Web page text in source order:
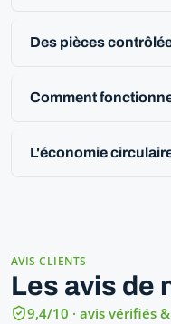
Des pièces
Comment
L'économie
AVIS CLIENTS
Les avis de
9,4/10 · avis vérifiés